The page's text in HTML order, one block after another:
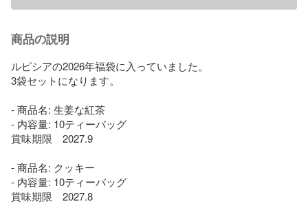
商品の説明
ルピシアの2026年福袋に入っていました。
3袋セットになります。
- 商品名: 生姜な紅茶
- 内容量: 10ティーバッグ
賞味期限　2027.9
- 商品名: クッキー
- 内容量: 10ティーバッグ
賞味期限　2027.8